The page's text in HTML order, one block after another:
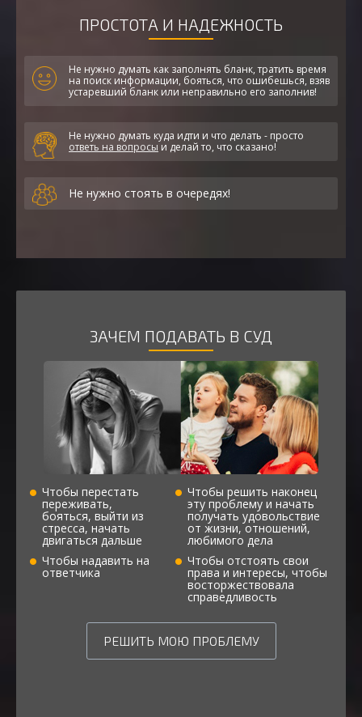
ПРОСТОТА И НАДЕЖНОСТЬ
Не нужно думать как заполнять бланк, тратить время
на поиск информации, бояться, что ошибешься, взяв
устаревший бланк или неправильно его заполнив!
Не нужно думать куда идти и что делать - просто
ответь на вопросы и делай то, что сказано!
Не нужно стоять в очередях!
ЗАЧЕМ ПОДАВАТЬ В СУД
Чтобы перестать
переживать,
бояться, выйти из
стресса, начать
двигаться дальше
Чтобы надавить на
ответчика
Чтобы решить наконец
эту проблему и начать
получать удовольствие
от жизни, отношений,
любимого дела
Чтобы отстоять свои
права и интересы, чтобы
восторжествовала
справедливость
РЕШИТЬ МОЮ ПРОБЛЕМУ